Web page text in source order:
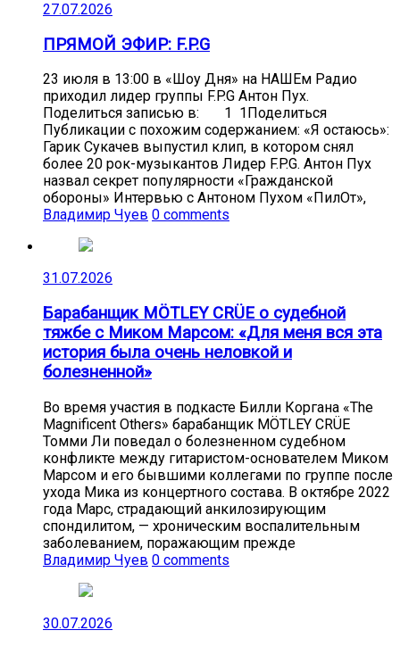
27.07.2026
ПРЯМОЙ ЭФИР: F.P.G
23 июля в 13:00 в «Шоу Дня» на НАШЕм Радио
приходил лидер группы F.P.G Антон Пух.
Поделиться записью в: 1 1Поделиться
Публикации с похожим содержанием: «Я остаюсь»:
Гарик Сукачев выпустил клип, в котором снял
более 20 рок-музыкантов Лидер F.P.G. Антон Пух
назвал секрет популярности «Гражданской
обороны» Интервью с Антоном Пухом «ПилОт»,
Владимир Чуев 0 comments
31.07.2026
Барабанщик MÖTLEY CRÜE о судебной
тяжбе с Миком Марсом: «Для меня вся эта
история была очень неловкой и
болезненной»
Во время участия в подкасте Билли Коргана «The
Magnificent Others» барабанщик MÖTLEY CRÜE
Томми Ли поведал о болезненном судебном
конфликте между гитаристом-основателем Миком
Марсом и его бывшими коллегами по группе после
ухода Мика из концертного состава. В октябре 2022
года Марс, страдающий анкилозирующим
спондилитом, — хроническим воспалительным
заболеванием, поражающим прежде
Владимир Чуев 0 comments
30.07.2026